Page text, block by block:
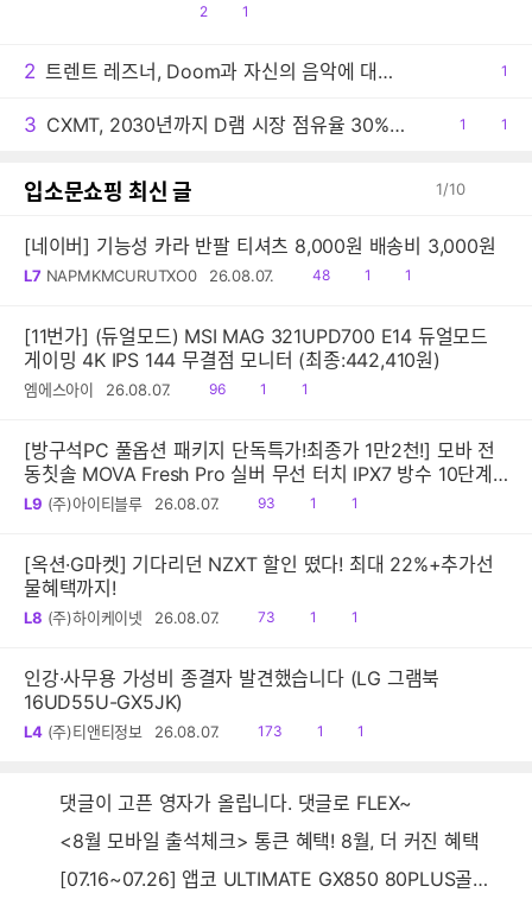
공
2
댓1
2 트렌트 레즈너, Doom과 자신의 음악에 대한 생각 밝혀
공1
3 CXMT, 2030년까지 D램 시장 점유율 30% 목표
공1
댓1
입소문쇼핑 최신 글 1/10
[네이버] 기능성 카라 반팔 티셔츠 8,000원 배송비 3,000원
L7 NAPMKMCURUTXO0 26.08.07.
읽
48
공1
댓1
[11번가] (듀얼모드) MSI MAG 321UPD700 E14 듀얼모드
게이밍 4K IPS 144 무결점 모니터 (최종:442,410원)
엠에스아이 26.08.07.
읽
96
공1
댓1
[방구석PC 풀옵션 패키지 단독특가!최종가 1만2천!] 모바 전
동칫솔 MOVA Fresh Pro 실버 무선 터치 IPX7 방수 10단계
진동 음파 전동칫솔
L9 (주)아이티블루 26.08.07.
읽
93
공1
댓1
[옥션·G마켓] 기다리던 NZXT 할인 떴다! 최대 22%+추가선
물혜택까지!
L8 (주)하이케이넷 26.08.07.
읽
73
공1
댓1
인강·사무용 가성비 종결자 발견했습니다 (LG 그램북
16UD55U-GX5JK)
L4 (주)티앤티정보 26.08.07.
읽
173
공1
댓1
댓글이 고픈 영자가 올립니다. 댓글로 FLEX~
<8월 모바일 출석체크> 통큰 혜택! 8월, 더 커진 혜택
[07.16~07.26] 앱코 ULTIMATE GX850 80PLUS골드 풀모듈러 ATX3.0 블랙